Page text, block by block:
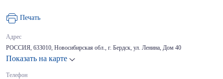
Печать
Адрес
РОССИЯ, 633010, Новосибирская обл., г. Бердск, ул. Ленина, Дом 40
Показать на карте
Телефон